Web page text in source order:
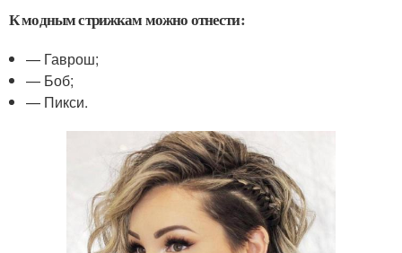
К модным стрижкам можно отнести:
— Гаврош;
— Боб;
— Пикси.